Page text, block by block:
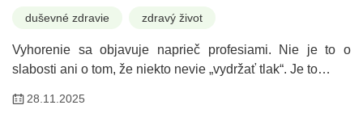
duševné zdravie zdravý život
Vyhorenie sa objavuje naprieč profesiami. Nie je to o
slabosti ani o tom, že niekto nevie „vydržať tlak“. Je to…
28.11.2025